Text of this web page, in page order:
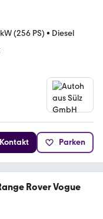
(256 PS) • Diesel
Kontakt Parken
Rover Vogue